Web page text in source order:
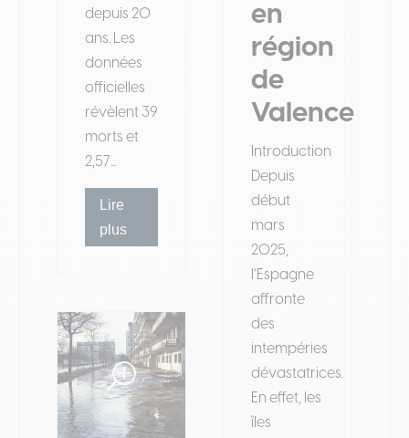
depuis 20
ans. Les
données
officielles
révèlent 39
morts et
2,57...
Lire
plus
en
région
de
Valence
Introduction
Depuis
début
mars
2025,
l’Espagne
affronte
des
intempéries
dévastatrices.
En effet, les
îles